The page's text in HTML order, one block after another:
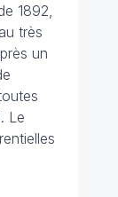
1892,
très
un
. Le